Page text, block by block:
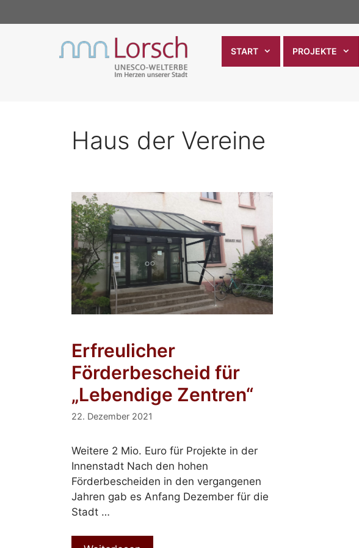
Inhalt
START PROJEKTE
Haus der Vereine
Erfreulicher
Förderbescheid für
„Lebendige Zentren“
22. Dezember 2021
Weitere 2 Mio. Euro für Projekte in der
Innenstadt Nach den hohen
Förderbescheiden in den vergangenen
Jahren gab es Anfang Dezember für die
Stadt …